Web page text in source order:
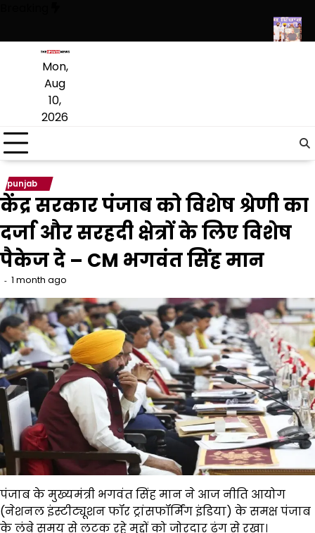
content
Mon,
Aug
10,
2026
punjab
केंद्र सरकार पंजाब को विशेष श्रेणी का
दर्जा और सरहदी क्षेत्रों के लिए विशेष
पैकेज दे – CM भगवंत सिंह मान
1 month ago
पंजाब के मुख्यमंत्री भगवंत सिंह मान ने आज नीति आयोग
(नेशनल इंस्टीट्यूशन फॉर ट्रांसफॉर्मिंग इंडिया) के समक्ष पंजाब
के लंबे समय से लटक रहे मुद्दों को जोरदार ढंग से रखा।